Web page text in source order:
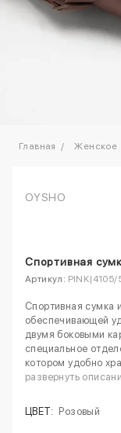
Главная Женское
OYSHO
Спортивная
Артикул: PINK|4105/
Спортивная сумка
обеспечивающей
двумя боковыми
специальное
котором удобно
развернуть
ЦВЕТ: Розовый